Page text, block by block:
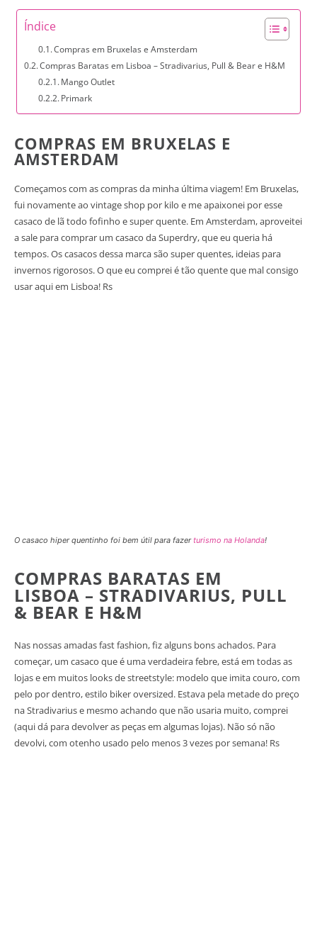
Índice
Compras em Bruxelas e Amsterdam
Compras Baratas em Lisboa – Stradivarius, Pull & Bear e H&M
Mango Outlet
Primark
COMPRAS EM BRUXELAS E
AMSTERDAM
Começamos com as compras da minha última viagem! Em Bruxelas,
fui novamente ao vintage shop por kilo e me apaixonei por esse
casaco de lã todo fofinho e super quente. Em Amsterdam, aproveitei
a sale para comprar um casaco da Superdry, que eu queria há
tempos. Os casacos dessa marca são super quentes, ideias para
invernos rigorosos. O que eu comprei é tão quente que mal consigo
usar aqui em Lisboa! Rs
O casaco hiper quentinho foi bem útil para fazerturismo na Holanda!
COMPRAS BARATAS EM
LISBOA – STRADIVARIUS, PULL
& BEAR E H&M
Nas nossas amadas fast fashion, fiz alguns bons achados. Para
começar, um casaco que é uma verdadeira febre, está em todas as
lojas e em muitos looks de streetstyle: modelo que imita couro, com
pelo por dentro, estilo biker oversized. Estava pela metade do preço
na Stradivarius e mesmo achando que não usaria muito, comprei
(aqui dá para devolver as peças em algumas lojas). Não só não
devolvi, com otenho usado pelo menos 3 vezes por semana! Rs